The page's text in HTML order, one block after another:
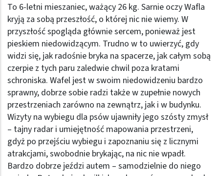
To 6-letni mieszaniec, ważący 26 kg. Sarnie oczy Wafla
kryją za sobą przeszłość, o której nic nie wiemy. W
przyszłość spogląda głównie sercem, ponieważ jest
pieskiem niedowidzącym. Trudno w to uwierzyć, gdy
widzi się, jak radośnie bryka na spacerze, jak całym sobą
czerpie z tych paru zaledwie chwil poza kratami
schroniska. Wafel jest w swoim niedowidzeniu bardzo
sprawny, dobrze sobie radzi także w zupełnie nowych
przestrzeniach zarówno na zewnątrz, jak i w budynku.
Wizyty na wybiegu dla psów ujawniły jego szósty zmysł
– tajny radar i umiejętność mapowania przestrzeni,
gdyż po przejściu wybiegu i zapoznaniu się z licznymi
atrakcjami, swobodnie brykając, na nic nie wpadł.
Bardzo dobrze jeździ autem – samodzielnie do niego